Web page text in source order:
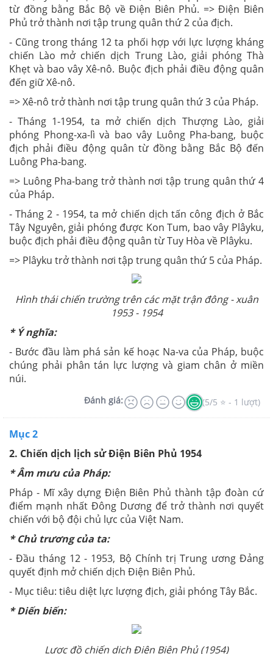
- Cũng trong tháng 12 ta phối hợp với lực lượng kháng
chiến Lào mở chiến dịch Trung Lào, giải phóng Thà
Khẹt và bao vây Xê-nô. Buộc địch phải điều động quân
đến giữ Xê-nô.
=> Xê-nô trở thành nơi tập trung quân thứ 3 của Pháp.
- Tháng 1-1954, ta mở chiến dịch Thượng Lào, giải
phóng Phong-xa-lì và bao vây Luông Pha-bang, buộc
địch phải điều động quân từ đồng bằng Bắc Bộ đến
Luông Pha-bang.
=> Luông Pha-bang trở thành nơi tập trung quân thứ 4
của Pháp.
- Tháng 2 - 1954, ta mở chiến dịch tấn công địch ở Bắc
Tây Nguyên, giải phóng được Kon Tum, bao vây Plâyku,
buộc địch phải điều động quân từ Tuy Hòa về Plâyku.
=> Plâyku trở thành nơi tập trung quân thứ 5 của Pháp.
Hình thái chiến trường trên các mặt trận đông - xuân
1953 - 1954
* Ý nghĩa:
chúng phải phân tán lực lượng và giam chân ở miền
núi.
Đánh giá: (5/5 ⭐ - 1 lượt)
* Âm mưu của Pháp:
Pháp - Mĩ xây dựng Điện Biên Phủ thành tập đoàn cứ
điểm mạnh nhất Đông Dương để trở thành nơi quyết
chiến với bộ đội chủ lực của Việt Nam.
* Chủ trương của ta:
- Đầu tháng 12 - 1953, Bộ Chính trị Trung ương Đảng
quyết định mở chiến dịch Điện Biên Phủ.
- Mục tiêu: tiêu diệt lực lượng địch, giải phóng Tây Bắc.
* Diến biến: